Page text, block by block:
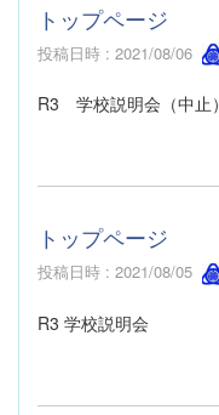
トップページ
投稿日時 : 2021/08/06
R3 学校説明会（中止）
トップページ
投稿日時 : 2021/08/05
R3 学校説明会